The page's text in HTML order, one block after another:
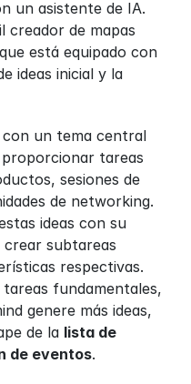
un asistente de IA.
creador de mapas
está equipado con
ideas inicial y la
con un tema central
tareas
sesiones de
de networking.
ideas con su
crear subtareas
respectivas.
fundamentales,
genere más ideas,
de la lista de
de eventos.